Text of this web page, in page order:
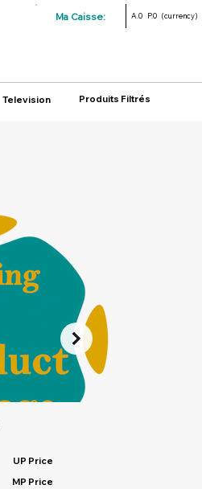
Ma Caisse: A.0 P.0 (currency)
Television Produits Filtrés
UP Price
MP Price